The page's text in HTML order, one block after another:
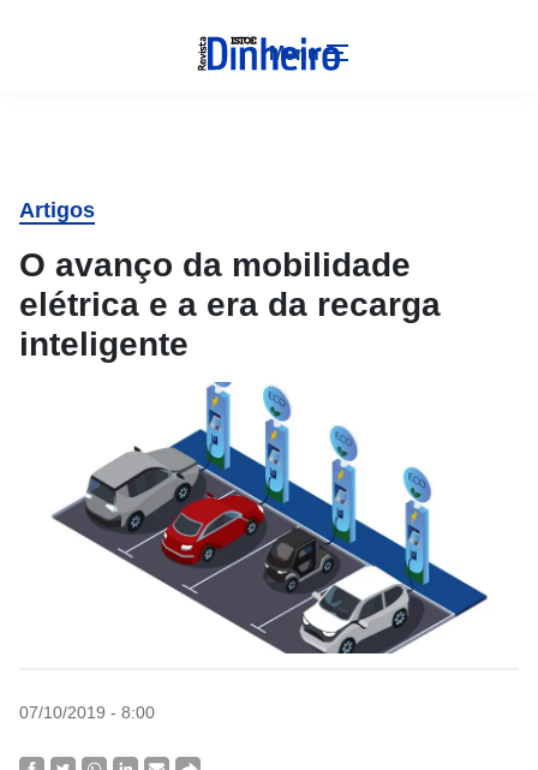
Menu
Artigos
O avanço da mobilidade
elétrica e a era da recarga
inteligente
07/10/2019 - 8:00